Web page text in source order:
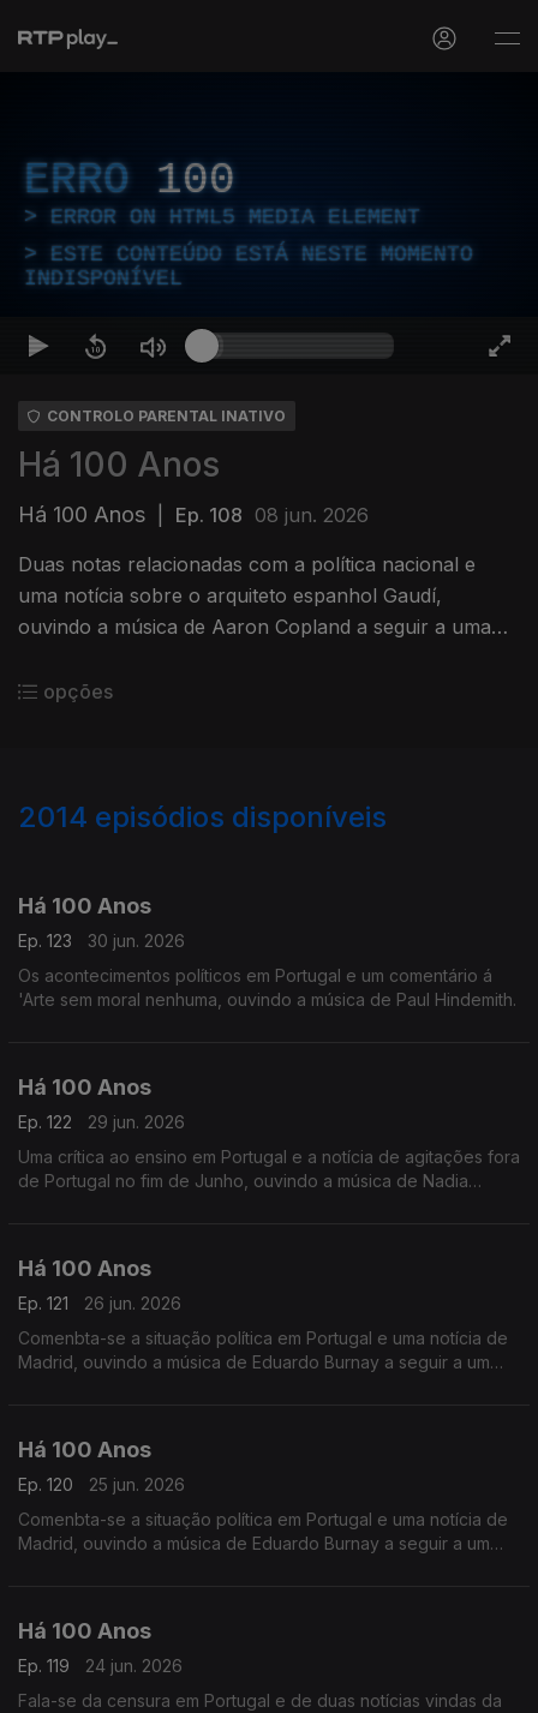
ERRO 100
ERROR ON HTML5 MEDIA ELEMENT
ESTE CONTEÚDO ESTÁ NESTE MOMENTO
INDISPONÍVEL
CONTROLO PARENTAL INATIVO
Há 100 Anos
Há 100 Anos Ep. 108 08 jun. 2026
Duas notas relacionadas com a política nacional e
uma notícia sobre o arquiteto espanhol Gaudí,
ouvindo a música de Aaron Copland a seguir a uma
opções
2014 episódios disponíveis
Há 100 Anos
Ep. 123
30 jun. 2026
Os acontecimentos políticos em Portugal e um comentário á
'Arte sem moral nenhuma, ouvindo a música de Paul Hindemith.
Há 100 Anos
Ep. 122
29 jun. 2026
Uma crítica ao ensino em Portugal e a notícia de agitações fora
de Portugal no fim de Junho, ouvindo a música de Nadia
Há 100 Anos
Ep. 121
26 jun. 2026
Comenbta-se a situação política em Portugal e uma notícia de
Madrid, ouvindo a música de Eduardo Burnay a seguir a um
Há 100 Anos
Ep. 120
25 jun. 2026
Comenbta-se a situação política em Portugal e uma notícia de
Madrid, ouvindo a música de Eduardo Burnay a seguir a um
Há 100 Anos
Ep. 119
24 jun. 2026
Fala-se da censura em Portugal e de duas notícias vindas da